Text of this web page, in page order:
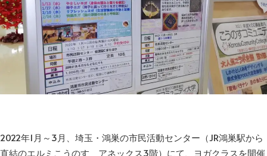
2022年1月～3月、埼玉・鴻巣の市民活動センター（JR鴻巣駅から
直結のエルミこうのす アネックス3階）にて、ヨガクラスを開催